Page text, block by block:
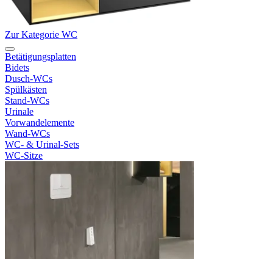
Zur Kategorie WC
Betätigungsplatten
Bidets
Dusch-WCs
Spülkästen
Stand-WCs
Urinale
Vorwandelemente
Wand-WCs
WC- & Urinal-Sets
WC-Sitze